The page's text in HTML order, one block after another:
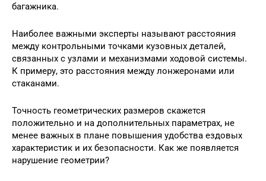
багажника.
Наиболее важными эксперты называют расстояния
между контрольными точками кузовных деталей,
связанных с узлами и механизмами ходовой системы.
К примеру, это расстояния между лонжеронами или
стаканами.
Точность геометрических размеров скажется
положительно и на дополнительных параметрах, не
менее важных в плане повышения удобства ездовых
характеристик и их безопасности. Как же появляется
нарушение геометрии?